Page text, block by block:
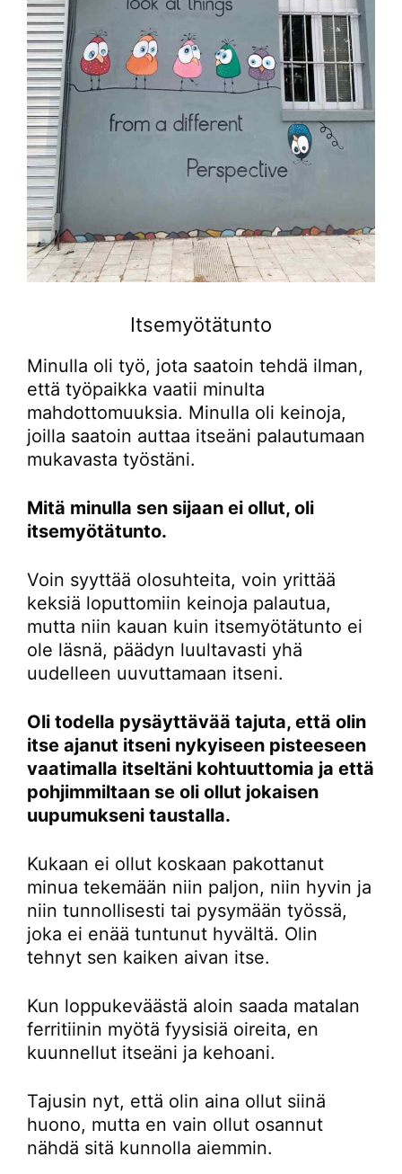
Itsemyötätunto
Minulla oli työ, jota saatoin tehdä ilman,
että työpaikka vaatii minulta
mahdottomuuksia. Minulla oli keinoja,
joilla saatoin auttaa itseäni palautumaan
mukavasta työstäni.
Mitä minulla sen sijaan ei ollut, oli
itsemyötätunto.
Voin syyttää olosuhteita, voin yrittää
keksiä loputtomiin keinoja palautua,
mutta niin kauan kuin itsemyötätunto ei
ole läsnä, päädyn luultavasti yhä
uudelleen uuvuttamaan itseni.
Oli todella pysäyttävää tajuta, että olin
itse ajanut itseni nykyiseen pisteeseen
vaatimalla itseltäni kohtuuttomia ja että
pohjimmiltaan se oli ollut jokaisen
uupumukseni taustalla.
Kukaan ei ollut koskaan pakottanut
minua tekemään niin paljon, niin hyvin ja
niin tunnollisesti tai pysymään työssä,
joka ei enää tuntunut hyvältä. Olin
tehnyt sen kaiken aivan itse.
Kun loppukeväästä aloin saada matalan
ferritiinin myötä fyysisiä oireita, en
kuunnellut itseäni ja kehoani.
Tajusin nyt, että olin aina ollut siinä
huono, mutta en vain ollut osannut
nähdä sitä kunnolla aiemmin.